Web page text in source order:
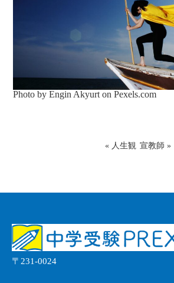
Photo by Engin Akyurt onPexels.com
« 人生観 宣教師 »
〒231-0024